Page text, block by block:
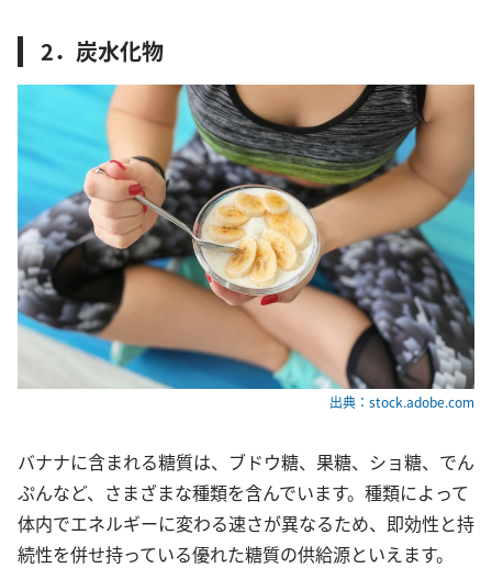
2．炭水化物
出典：stock.adobe.com
バナナに含まれる糖質は、ブドウ糖、果糖、ショ糖、でん
ぷんなど、さまざまな種類を含んでいます。種類によって
体内でエネルギーに変わる速さが異なるため、即効性と持
続性を併せ持っている優れた糖質の供給源といえます。